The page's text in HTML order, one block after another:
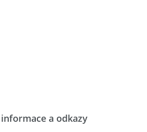
a odkazy